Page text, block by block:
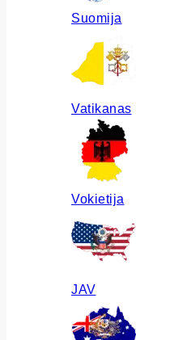
Suomija
Vatikanas
Vokietija
JAV